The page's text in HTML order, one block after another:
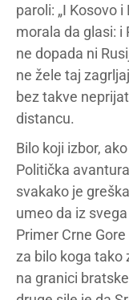
paroli: „I Kosovo
morala da glasi: i
ne dopada ni
ne žele taj
bez takve
distancu.
Bilo koji izbor,
Politička
svakako je
umeo da iz
Primer Crne
za bilo koga
na granici